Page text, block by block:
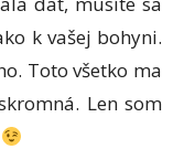
k vašej bohyni.
Toto všetko ma
Len som